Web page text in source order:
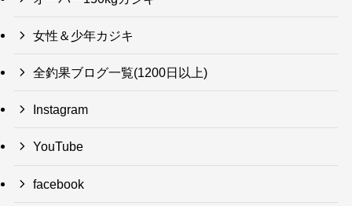
女性＆少年カジキ
全釣果ブログ一覧(1200日以上)
Instagram
YouTube
facebook